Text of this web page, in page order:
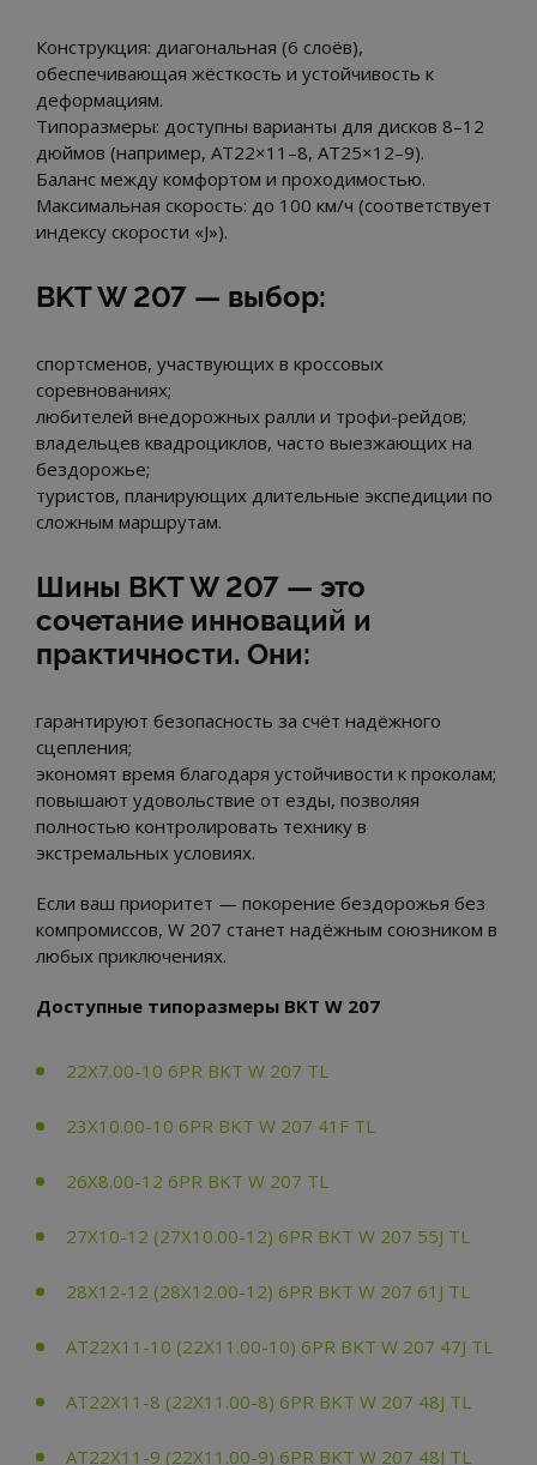
Конструкция: диагональная (6 слоёв),
обеспечивающая жёсткость и устойчивость к
деформациям.
Типоразмеры: доступны варианты для дисков 8–12
дюймов (например, AT22×11–8, AT25×12–9).
Баланс между комфортом и проходимостью.
Максимальная скорость: до 100 км/ч (соответствует
индексу скорости «J»).
BKT W 207 — выбор:
спортсменов, участвующих в кроссовых
соревнованиях;
любителей внедорожных ралли и трофи-рейдов;
владельцев квадроциклов, часто выезжающих на
бездорожье;
туристов, планирующих длительные экспедиции по
сложным маршрутам.
Шины BKT W 207 — это
сочетание инноваций и
практичности. Они:
гарантируют безопасность за счёт надёжного
сцепления;
экономят время благодаря устойчивости к проколам;
повышают удовольствие от езды, позволяя
полностью контролировать технику в
экстремальных условиях.
Если ваш приоритет — покорение бездорожья без
компромиссов, W 207 станет надёжным союзником в
любых приключениях.
Доступные типоразмеры BKT W 207
22X7.00-10 6PR BKT W 207 TL
23X10.00-10 6PR BKT W 207 41F TL
26X8.00-12 6PR BKT W 207 TL
27X10-12 (27X10.00-12) 6PR BKT W 207 55J TL
28X12-12 (28X12.00-12) 6PR BKT W 207 61J TL
AT22X11-10 (22X11.00-10) 6PR BKT W 207 47J TL
AT22X11-8 (22X11.00-8) 6PR BKT W 207 48J TL
AT22X11-9 (22X11.00-9) 6PR BKT W 207 48J TL